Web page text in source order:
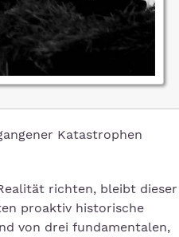
Katastrophen
richten, bleibt dieser
proaktiv historische
von drei fundamentalen,